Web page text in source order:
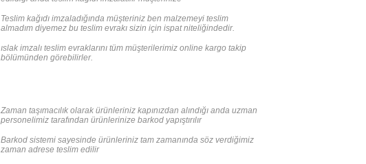
Teslim kağıdı imzaladığında müşteriniz ben malzemeyi teslim
almadım diyemez bu teslim evrakı sizin için ispat niteliğindedir.
ıslak imzalı teslim evraklarını tüm müşterilerimiz online kargo takip
bölümünden görebilirler.
Zaman taşımacılık olarak ürünleriniz kapınızdan alındığı anda uzman
personelimiz tarafından ürünlerinize barkod yapıştırılır
Barkod sistemi sayesinde ürünleriniz tam zamanında söz verdiğimiz
zaman adrese teslim edilir